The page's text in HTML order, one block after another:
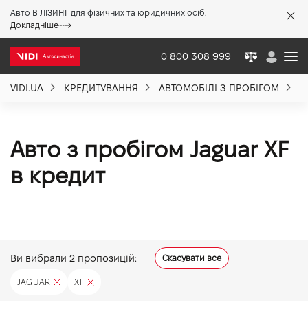
Авто В ЛІЗИНГ для фізичних та юридичних осіб.
Докладніше
0 800 308 999
VIDI.UA КРЕДИТУВАННЯ АВТОМОБІЛІ З ПРОБІГОМ
Авто з пробігом Jaguar XF
в кредит
Ви вибрали 2 пропозицій: Скасувати все
JAGUAR XF
Акції %
Новини
Вакансії